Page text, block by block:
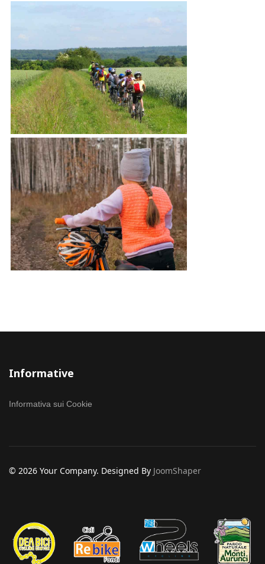
Informative
Informativa sui Cookie
© 2026 Your Company. Designed By JoomShaper